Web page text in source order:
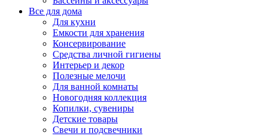
Все для дома
Для кухни
Емкости для хранения
Консервирование
Средства личной гигиены
Интерьер и декор
Полезные мелочи
Для ванной комнаты
Новогодняя коллекция
Копилки, сувениры
Детские товары
Свечи и подсвечники